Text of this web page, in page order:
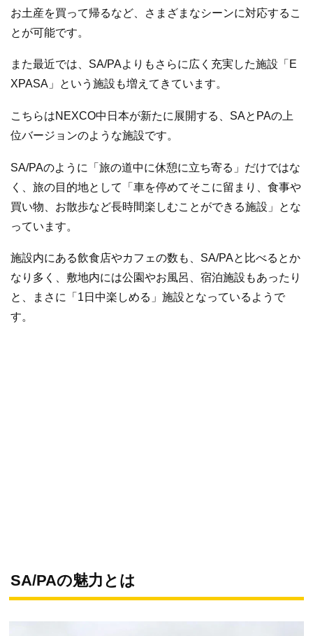
お土産を買って帰るなど、さまざまなシーンに対応するこ
とが可能です。
また最近では、SA/PAよりもさらに広く充実した施設「E
XPASA」という施設も増えてきています。
こちらはNEXCO中日本が新たに展開する、SAとPAの上
位バージョンのような施設です。
SA/PAのように「旅の道中に休憩に立ち寄る」だけではな
く、旅の目的地として「車を停めてそこに留まり、食事や
買い物、お散歩など長時間楽しむことができる施設」とな
っています。
施設内にある飲食店やカフェの数も、SA/PAと比べるとか
なり多く、敷地内には公園やお風呂、宿泊施設もあったり
と、まさに「1日中楽しめる」施設となっているようで
す。
SA/PAの魅力とは